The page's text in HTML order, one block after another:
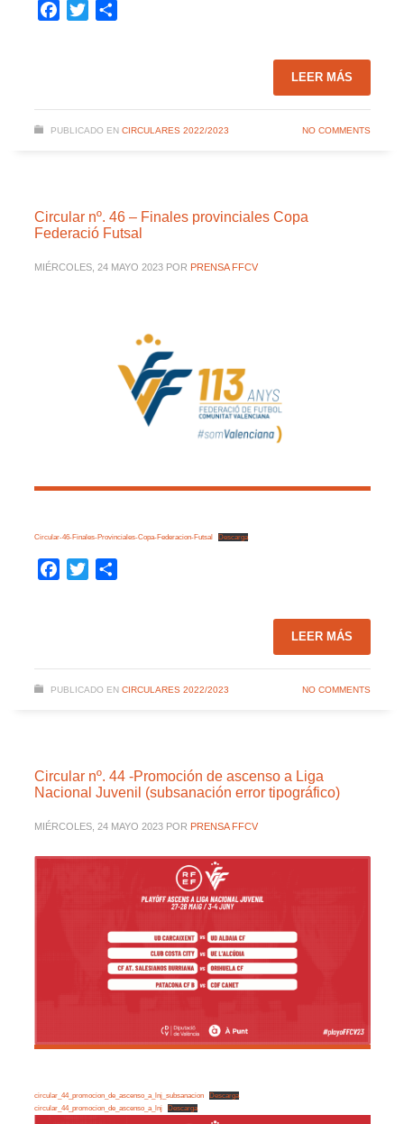
Facebook
Twitter
LEER MÁS
PUBLICADO EN CIRCULARES 2022/2023 NO COMMENTS
Circular nº. 46 – Finales provinciales Copa
Federació Futsal
MIÉRCOLES, 24 MAYO 2023 POR PRENSA FFCV
Circular-46-Finales-Provinciales-Copa-Federacion-Futsal Descarga
Facebook
Twitter
LEER MÁS
PUBLICADO EN CIRCULARES 2022/2023 NO COMMENTS
Circular nº. 44 -Promoción de ascenso a Liga
Nacional Juvenil (subsanación error tipográfico)
MIÉRCOLES, 24 MAYO 2023 POR PRENSA FFCV
circular_44_promocion_de_ascenso_a_lnj_subsanacion
Descarga
circular_44_promocion_de_ascenso_a_lnj
Descarga